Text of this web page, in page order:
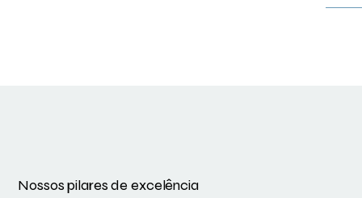
Nossos pilares de excelência